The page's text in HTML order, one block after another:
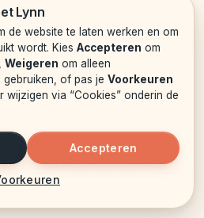
zijn, zelfs als het in de
vest of windjack mee,
wilt staan om foto’s te
van Kaapstad en de
Afrikaanse zomer is de zon
op het eiland zelf. In de
augustus) kan het juist
is een regenjas geen
Lynn
de website te laten werken en om
wordt. Kies Accepteren om
Weigeren om alleen
of pas je Voorkeuren
wijzigen via “Cookies” onderin de
Accepteren